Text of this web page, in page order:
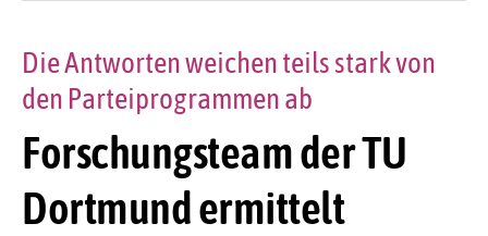
Forschungsteam der TU
Dortmund ermittelt
Die Antworten weichen teils stark von
den Parteiprogrammen ab